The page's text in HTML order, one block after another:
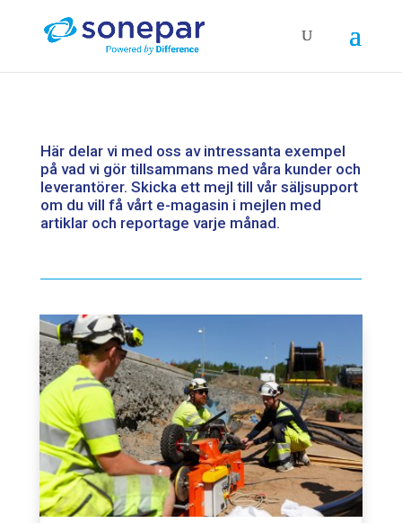
Här delar vi med oss av intressanta exempel
på vad vi gör tillsammans med våra kunder och
leverantörer. Skicka ett mejl till vår säljsupport
om du vill få vårt e-magasin i mejlen med
artiklar och reportage varje månad.